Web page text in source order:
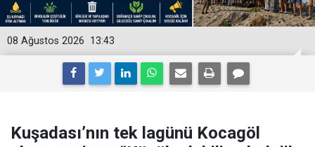
13:43
08 Ağustos 2026
Kuşadası’nın tek lagünü Kocagöl